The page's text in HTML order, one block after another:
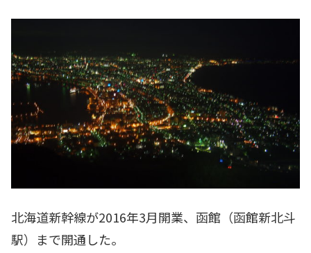
北海道新幹線が2016年3月開業、函館（函館新北斗
駅）まで開通した。